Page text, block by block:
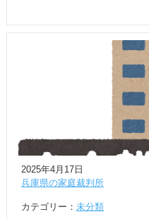
2025年4月17日
兵庫県の家庭裁判所
カテゴリー： 未分類